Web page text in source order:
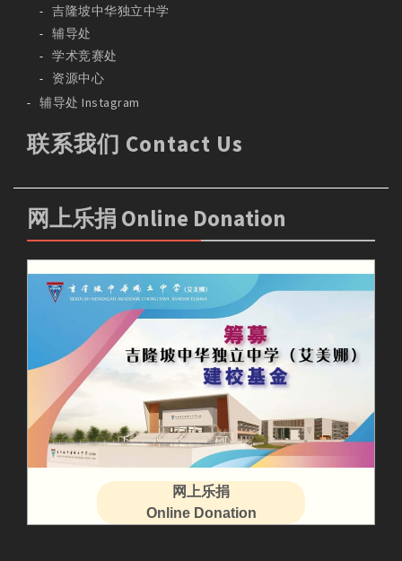
吉隆坡中华独立中学
辅导处
学术竞赛处
资源中心
辅导处 Instagram
联系我们 Contact Us
网上乐捐 Online Donation
网上乐捐
Online Donation